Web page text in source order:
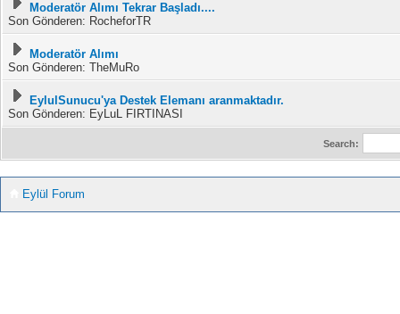
Moderatör Alımı Tekrar Başladı....
Son Gönderen: RocheforTR
Moderatör Alımı
Son Gönderen: TheMuRo
EylulSunucu'ya Destek Elemanı aranmaktadır.
Son Gönderen: EyLuL FIRTINASI
Search:
Eylül Forum